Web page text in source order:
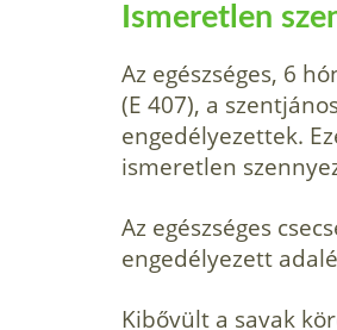
Ismeretlen
Az egészséges, 6
(E 407), a
engedélyezettek.
ismeretlen
Az egészséges
engedélyezett
Kibővült a savak